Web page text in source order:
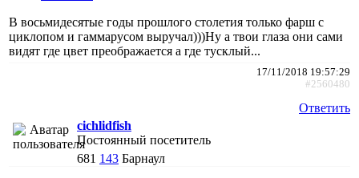
В восьмидесятые годы прошлого столетия только фарш с
циклопом и гаммарусом выручал)))Ну а твои глаза они сами
видят где цвет преображается а где тусклый...
17/11/2018 19:57:29
#2560480
Ответить
cichlidfish
Постоянный посетитель
681 143 Барнаул